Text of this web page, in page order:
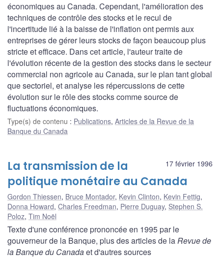
économiques au Canada. Cependant, l'amélioration des
techniques de contrôle des stocks et le recul de
l'incertitude lié à la baisse de l'inflation ont permis aux
entreprises de gérer leurs stocks de façon beaucoup plus
stricte et efficace. Dans cet article, l'auteur traite de
l'évolution récente de la gestion des stocks dans le secteur
commercial non agricole au Canada, sur le plan tant global
que sectoriel, et analyse les répercussions de cette
évolution sur le rôle des stocks comme source de
fluctuations économiques.
Type(s) de contenu : Publications, Articles de la Revue de la
Banque du Canada
17 février 1996
La transmission de la
politique monétaire au Canada
Gordon Thiessen, Bruce Montador, Kevin Clinton, Kevin Fettig,
Donna Howard, Charles Freedman, Pierre Duguay, Stephen S.
Poloz, Tim Noël
Texte d'une conférence prononcée en 1995 par le
gouverneur de la Banque, plus des articles de laRevue de
la Banque du Canadaet d'autres sources